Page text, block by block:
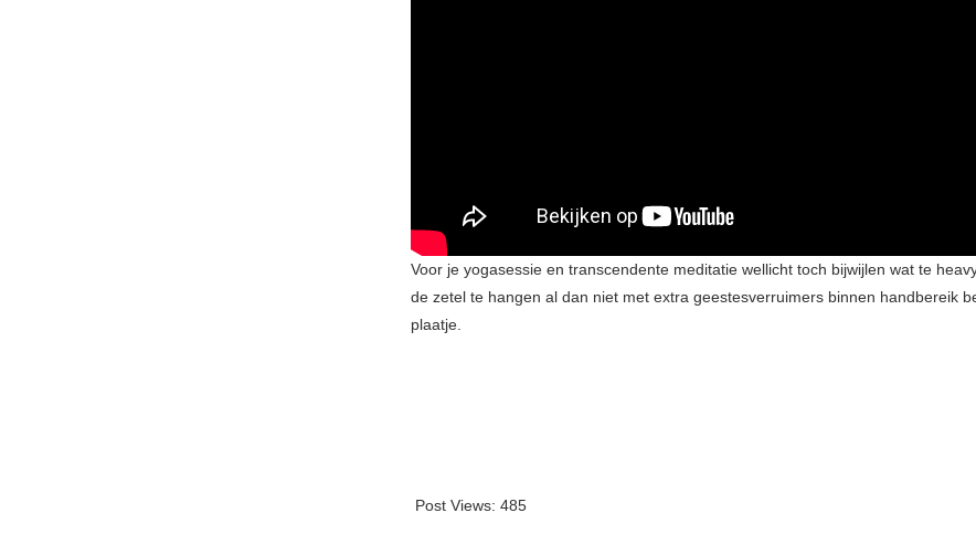
Voor je yogasessie en transcendente meditatie wellicht toch bijwijlen wat te
de zetel te hangen al dan niet met extra geestesverruimers binnen handbereik
plaatje.
Post Views: 485